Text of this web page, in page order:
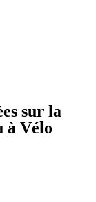
sur la
à Vélo